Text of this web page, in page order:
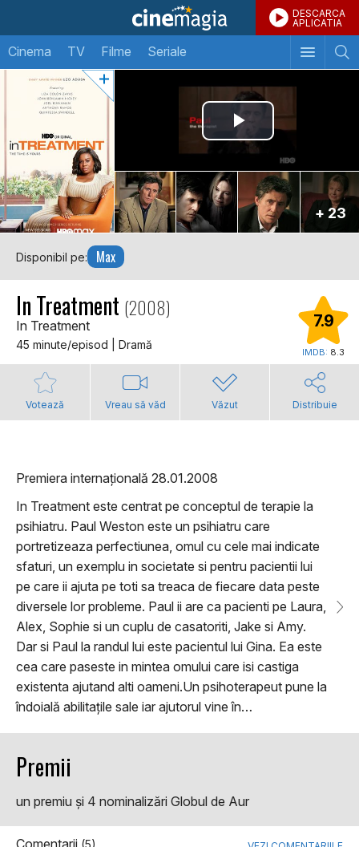
DESCARCA
APLICATIA
Cinema TV Filme Seriale
+ 23
Disponibil pe: Max
In Treatment (2008)
In Treatment
45 minute/episod | Dramă
7.9
IMDB: 8.3
Votează Vreau să văd Văzut Distribuie
Premiera internațională 28.01.2008
In Treatment este centrat pe conceptul de terapie la
psihiatru. Paul Weston este un psihiatru care
portretizeaza perfectiunea, omul cu cele mai indicate
sfaturi, un exemplu in societate si pentru pacientii lui
pe care ii ajuta pe toti sa treaca de fiecare data peste
diversele lor probleme. Paul ii are ca pacienti pe Laura,
Alex, Sophie si un cuplu de casatoriti, Jake si Amy.
Dar si Paul la randul lui este pacientul lui Gina. Ea este
cea care paseste in mintea omului care isi castiga
existenta ajutand alti oameni.Un psihoterapeut pune la
îndoială abilitațile sale iar ajutorul vine în…
Premii
un premiu şi 4 nominalizări Globul de Aur
(5)